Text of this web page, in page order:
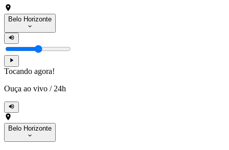
Belo Horizonte
Tocando agora!
Ouça ao vivo / 24h
Belo Horizonte